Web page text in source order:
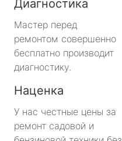
Диагностика
Мастер перед
ремонтом совершенно
бесплатно производит
диагностику.
Наценка
У нас честные цены за
ремонт садовой и